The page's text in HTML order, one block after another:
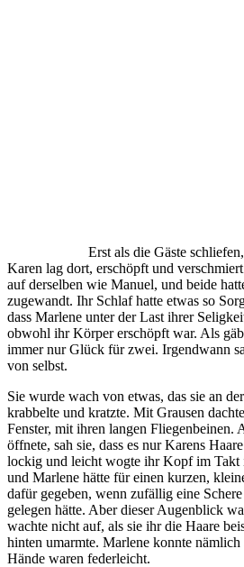
Erst als die Gäste
Karen lag dort, erschöpft und
auf derselben wie Manuel, und beide
zugewandt. Ihr Schlaf hatte etwas so
dass Marlene unter der Last ihrer
obwohl ihr Körper erschöpft war. Als
immer nur Glück für zwei. Irgendwann
von selbst.
Sie wurde wach von etwas, das sie an
krabbelte und kratzte. Mit Grausen
Fenster, mit ihren langen Fliegenbeinen.
öffnete, sah sie, dass es nur Karens
lockig und leicht wogte ihr Kopf im Takt
und Marlene hätte für einen kurzen,
dafür gegeben, wenn zufällig eine
gelegen hätte. Aber dieser Augenblick
wachte nicht auf, als sie ihr die Haare
hinten umarmte. Marlene konnte
Hände waren federleicht.